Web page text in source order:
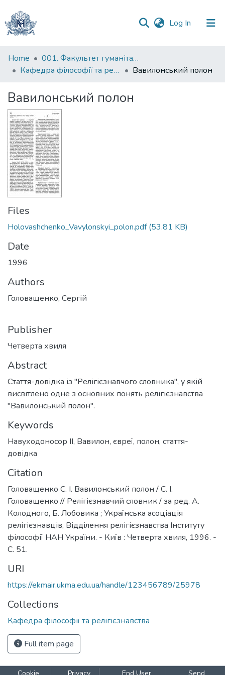
Log In (current)
Communities
&
All of DSpace
Statistics
Home
001. Факультет гуманітарних наук
Кафедра філософії та релігієзнавства
Вавилонський полон
Вавилонський полон
Files
Holovashchenko_Vavylonskyi_polon.pdf(53.81 KB)
Date
1996
Authors
Головащенко, Сергій
Publisher
Четверта хвиля
Abstract
Стаття-довідка із "Релігієзнавчого словника", у якій
висвітлено одне з основних понять релігієзнавства
"Вавилонський полон".
Keywords
Навуходоносор II, Вавилон, євреї, полон, стаття-
довідка
Citation
Головащенко С. І. Вавилонський полон / С. І.
Головащенко // Релігієзнавчий словник / за ред. А.
Колодного, Б. Лобовика ; Українська асоціація
релігієзнавців, Відділення релігієзнавства Інституту
філософії НАН України. - Київ : Четверта хвиля, 1996. -
С. 51.
URI
https://ekmair.ukma.edu.ua/handle/123456789/25978
Collections
Кафедра філософії та релігієзнавства
Full item page